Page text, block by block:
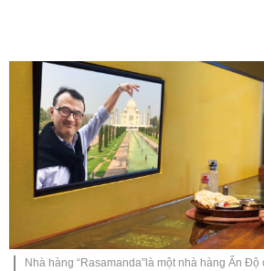
Nhà hàng “Rasamanda”là một nhà hàng Ấn